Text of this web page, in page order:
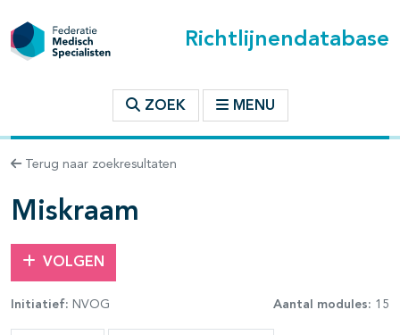
Richtlijnendatabase
ZOEK MENU
Terug naar zoekresultaten
Miskraam
VOLGEN
Initiatief: NVOG Aantal modules: 15
binnen deze richtlijn